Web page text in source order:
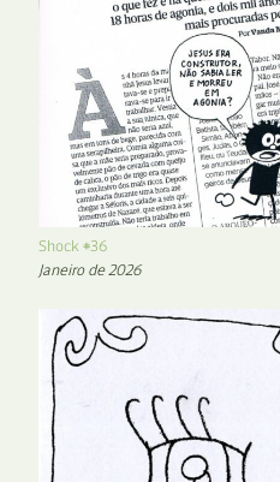
Shock #36
Janeiro de 2026